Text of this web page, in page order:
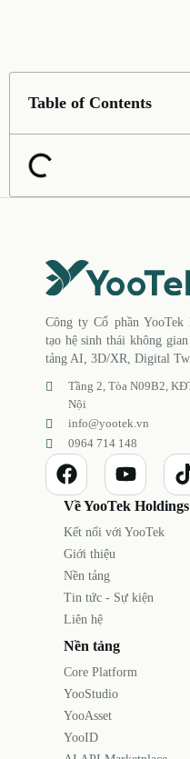
Table of Contents
Công ty Cổ phần
tạo hệ sinh thái không
tảng AI, 3D/XR, Digital
Tầng 2, Tòa N09B2,
Nội
info@yootek.vn
0964 714 148
Về YooTek Holdings
Kết nối với YooTek
Giới thiệu
Nền tảng
Tin tức - Sự kiện
Liên hệ
Nền tảng
Core Platform
YooStudio
YooAsset
YooID